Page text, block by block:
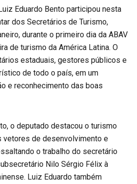
Eduardo Bento participou nesta
dos Secretários de Turismo,
durante o primeiro dia da ABAV
de turismo da América Latina. O
estaduais, gestores públicos e
de todo o país, em um
e reconhecimento das boas
o deputado destacou o turismo
vetores de desenvolvimento e
o trabalho do secretário
Nilo Sérgio Félix à
Luiz Eduardo também